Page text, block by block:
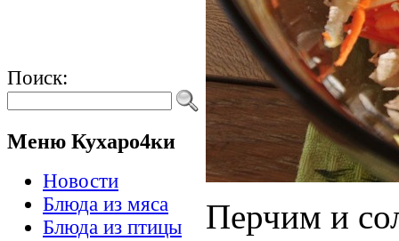
Поиск:
Меню Кухаро4ки
Новости
Блюда из мяса
Блюда из птицы
Перчим и